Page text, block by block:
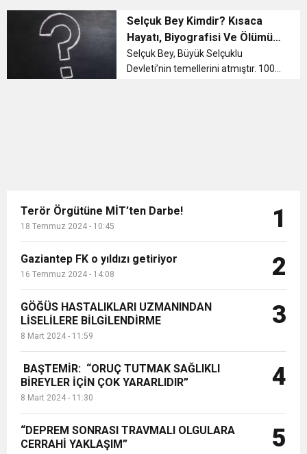
buluşturdu
11:36 Hareketsiz yaşam diyabete neden oluyor
Dr. Öcük, karın germe estetiği ile ilgili bilgi verdi
yüzyılda anonim bir yazar
tarafından kaleme alınmıştır. Dede
Korkut Hikayeleri – Konusu D...
Selçuk Bey Kimdir? Kısaca
Hayatı, Biyografisi Ve Ölümü
Hakkında Bilgiler
Selçuk Bey, Büyük Selçuklu
Devleti’nin temellerini atmıştır. 1009
Terör Örgütüne MİT’ten Darbe!
18 Temmuz 2024 - 10:45 1
Gaziantep FK o yıldızı getiriyor
16 Temmuz 2024 - 14:08 2
GÖĞÜS HASTALIKLARI UZMANINDAN
LİSELİLERE BİLGİLENDİRME
8 Mart 2024 - 11:59
3
BAŞTEMİR: “ORUÇ TUTMAK SAĞLIKLI
BİREYLER İÇİN ÇOK YARARLIDIR”
8 Mart 2024 - 11:30
4
“DEPREM SONRASI TRAVMALI OLGULARA
CERRAHİ YAKLAŞIM”
5